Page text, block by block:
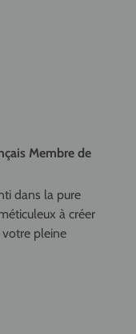
Membre de
dans la pure
à créer
pleine